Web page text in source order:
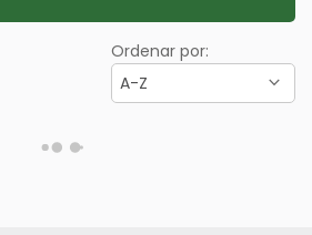
Ordenar por:
A-Z